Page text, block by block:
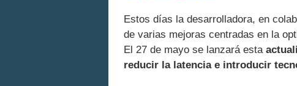
Estos días la desarrolladora, en
de varias mejoras centradas en la
El 27 de mayo se lanzará esta
reducir la latencia e introducir